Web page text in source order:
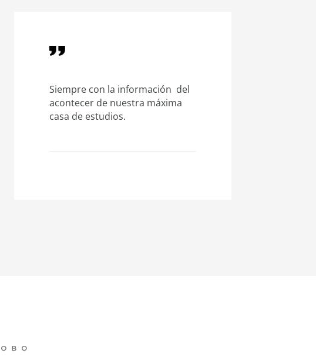
Siempre con la información del
acontecer de nuestra máxima
casa de estudios.